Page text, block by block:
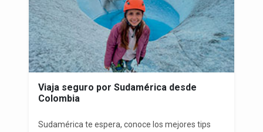
Viaja seguro por Sudamérica desde
Colombia
Sudamérica te espera, conoce los mejores tips